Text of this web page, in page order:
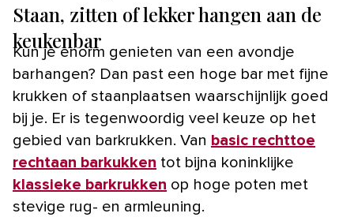
Staan, zitten of lekker hangen aan de
keukenbar
Kun je enorm genieten van een avondje
barhangen? Dan past een hoge bar met fijne
krukken of staanplaatsen waarschijnlijk goed
bij je. Er is tegenwoordig veel keuze op het
gebied van barkrukken. Van basic rechttoe
rechtaan barkukken tot bijna koninklijke
klassieke barkrukken op hoge poten met
stevige rug- en armleuning.